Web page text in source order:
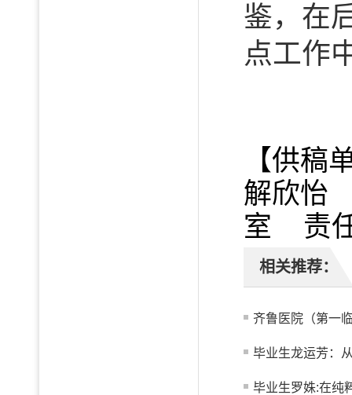
鉴，在
点工作
【供
解欣怡
室 责
相关推荐：
齐鲁医院（第一
毕业生龙运芳：
毕业生罗姝:在纯